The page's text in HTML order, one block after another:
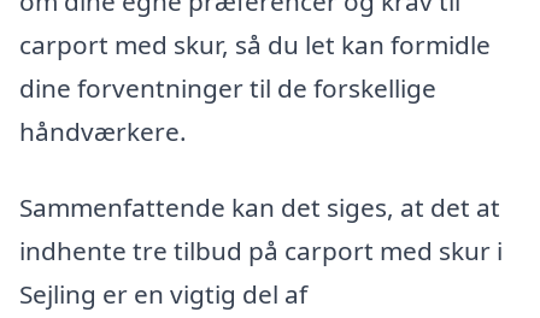
carport med skur, så du let kan formidle
dine forventninger til de forskellige
håndværkere.
Sammenfattende kan det siges, at det at
indhente tre tilbud på carport med skur i
Sejling er en vigtig del af